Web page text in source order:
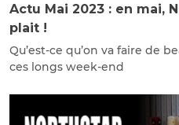
Actu Mai 2023 : en mai,
plait !
Qu’est-ce qu’on va faire de
ces longs week-end